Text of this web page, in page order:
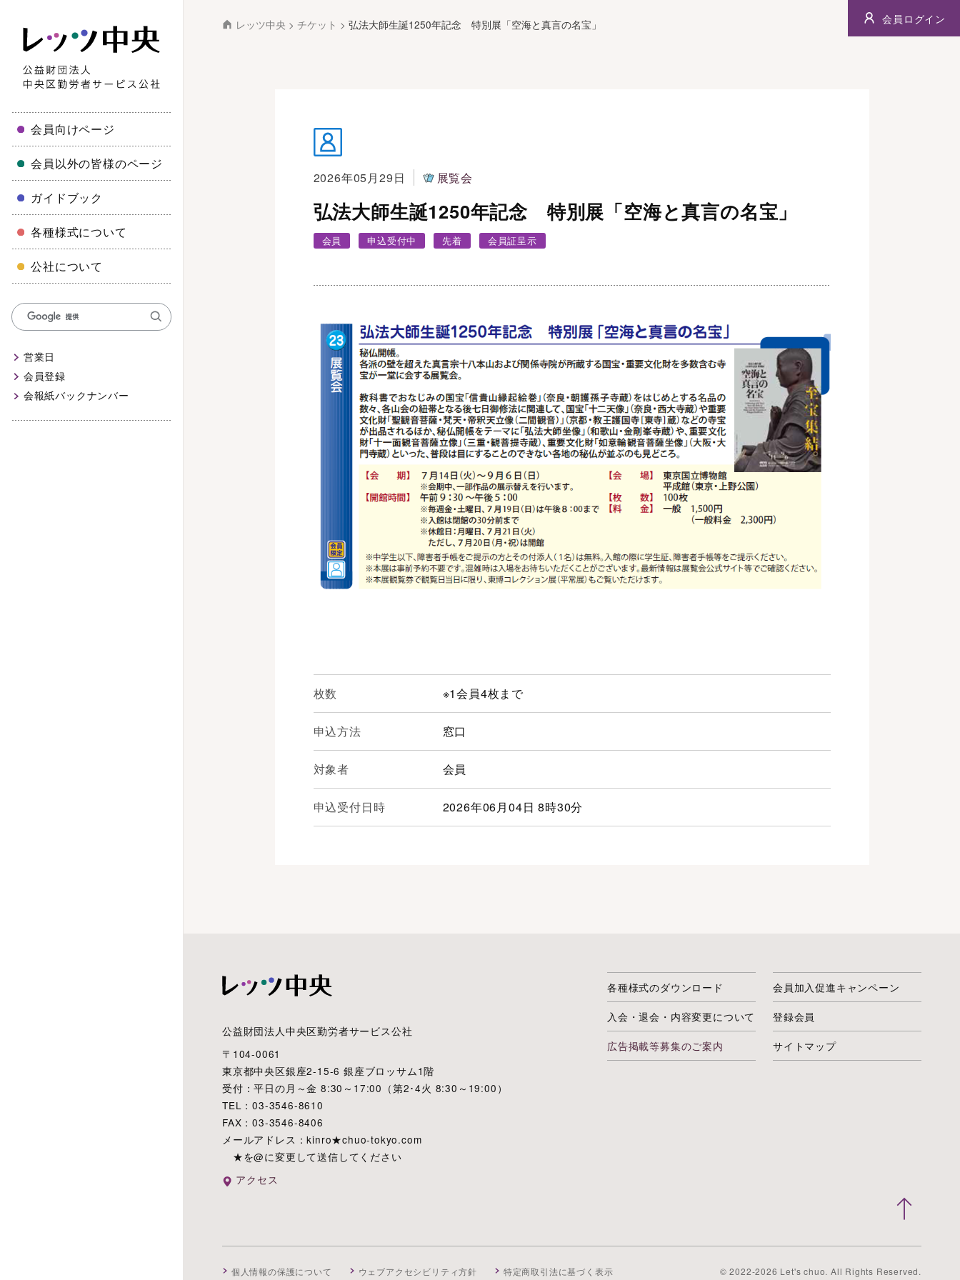
会員向けページ
会員以外の皆様のページ
ガイドブック
各種様式について
公社について
営業日
会員登録
会報紙バックナンバー
会員ログイン
レッツ中央 > チケット >弘法大師生誕1250年記念 特別展「空海と真言の名宝」
2026年05月29日 展覧会
弘法大師生誕1250年記念 特別展「空海と真言の名宝」
会員 申込受付中 先着 会員証呈示
枚数 ※1会員4枚まで
申込方法 窓口
対象者 会員
申込受付日時 2026年06月04日 8時30分
公益財団法人中央区勤労者サービス公社
〒104-0061
東京都中央区銀座2-15-6 銀座ブロッサム1階
受付：平日の月～金 8:30～17:00（第2･4火 8:30～19:00）
TEL：03-3546-8610
FAX：03-3546-8406
メールアドレス：kinro★chuo-tokyo.com
★を@に変更して送信してください
アクセス
各種様式のダウンロード
入会・退会・内容変更について
広告掲載等募集のご案内
会員加入促進キャンペーン
登録会員
サイトマップ
個人情報の保護について ウェブアクセシビリティ方針 特定商取引法に基づく表示 © 2022-2026 Let's chuo. All Rights Reserved.